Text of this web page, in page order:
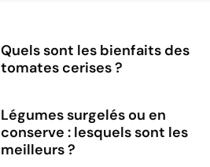
Quels sont les bienfaits des
tomates cerises ?
Légumes surgelés ou en
conserve : lesquels sont les
meilleurs ?